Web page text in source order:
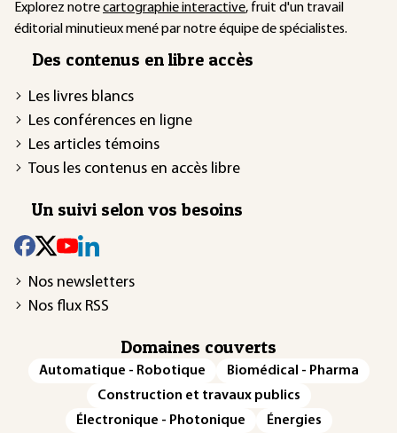
Explorez notrecartographie interactive, fruit d'un travail
éditorial minutieux mené par notre équipe de spécialistes.
Des contenus en libre accès
Les livres blancs
Les conférences en ligne
Les articles témoins
Tous les contenus en accès libre
Un suivi selon vos besoins
Nos newsletters
Nos flux RSS
Domaines couverts
Automatique - Robotique
Biomédical - Pharma
Construction et travaux publics
Électronique - Photonique
Énergies